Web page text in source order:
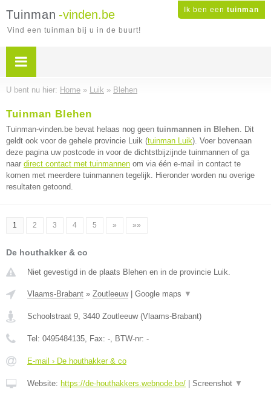
Ik ben een tuinman
Tuinman -vinden.be
Vind een tuinman bij u in de buurt!
U bent nu hier: Home » Luik » Blehen
Tuinman Blehen
Tuinman-vinden.be bevat helaas nog geen tuinmannen in Blehen. Dit
geldt ook voor de gehele provincie Luik (tuinman Luik). Voer bovenaan
deze pagina uw postcode in voor de dichtstbijzijnde tuinmannen of ga
naar direct contact met tuinmannen om via één e-mail in contact te
komen met meerdere tuinmannen tegelijk. Hieronder worden nu overige
resultaten getoond.
1 2 3 4 5 » »»
De houthakker & co
Niet gevestigd in de plaats Blehen en in de provincie Luik.
Vlaams-Brabant » Zoutleeuw| Google maps ▼
Schoolstraat 9, 3440 Zoutleeuw(Vlaams-Brabant)
Tel: 0495484135, Fax: -, BTW-nr: -
E-mail › De houthakker & co
Website: https://de-houthakkers.webnode.be/ Screenshot ▼